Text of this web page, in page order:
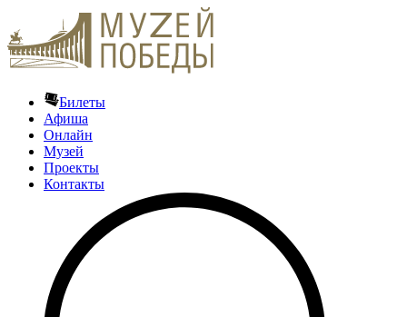
Билеты
Афиша
Онлайн
Музей
Проекты
Контакты